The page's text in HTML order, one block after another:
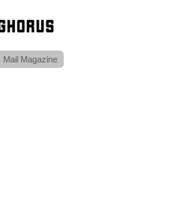
Mail Magazine